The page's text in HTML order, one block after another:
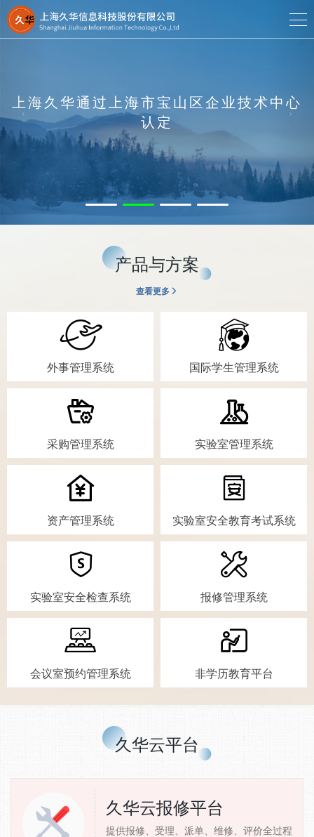
上海久华通过上海市宝山区企业技术中心
认定
产品与方案
查看更多
外事管理系统 国际学生管理系统
采购管理系统 实验室管理系统
资产管理系统 实验室安全教育考试系统
实验室安全检查系统 报修管理系统
会议室预约管理系统 非学历教育平台
久华云平台
久华云报修平台
提供报修、受理、派单、维修、评价全过程